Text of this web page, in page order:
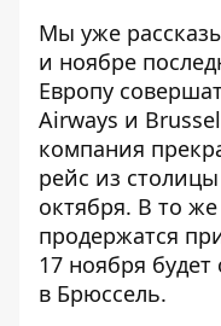
Мы уже
и ноябре
Европу
Airways и
компания
рейс из
октября. В то
продержатся
17 ноября
в Брюссель.